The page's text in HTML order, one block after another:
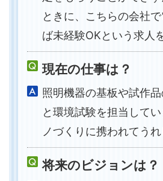
ときに、こちらの会社
ば未経験OKという求人
現在の仕事は？
照明機器の基板や試作
と環境試験を担当して
ノづくりに携われてうれ
将来のビジョンは？